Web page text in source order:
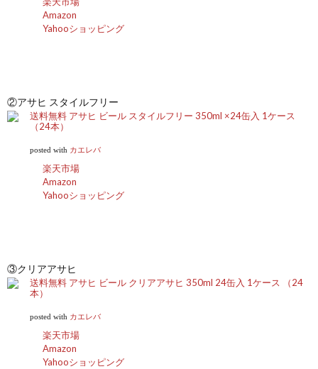
Amazon
Yahooショッピング
②アサヒ スタイルフリー
送料無料 アサヒ ビール スタイルフリー 350ml ×24缶入 1ケース
（24本）
posted with カエレバ
楽天市場
Amazon
Yahooショッピング
③クリアアサヒ
送料無料 アサヒ ビール クリアアサヒ 350ml 24缶入 1ケース （24
本）
posted with カエレバ
楽天市場
Amazon
Yahooショッピング